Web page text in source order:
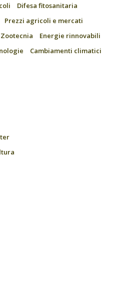
Difesa fitosanitaria
Prezzi agricoli e mercati
Zootecnia
Energie rinnovabili
Cambiamenti climatici